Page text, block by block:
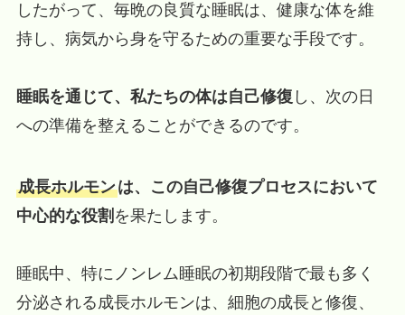
したがって、毎晩の良質な睡眠は、健康な体を維
持し、病気から身を守るための重要な手段です。
睡眠を通じて、私たちの体は自己修復 し、次の日
への準備を整えることができるのです。
成長ホルモンは、この自己修復プロセスにおいて
中心的な役割 を果たします。
睡眠中、特にノンレム睡眠の初期段階で最も多く
分泌される成長ホルモンは、細胞の成長と修復、